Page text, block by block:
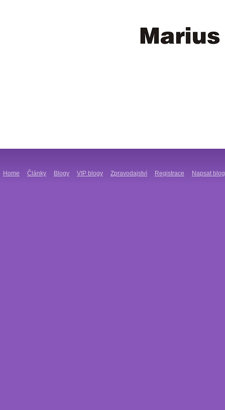
Home Články Blogy VIP blogy Zpravodajství Registrace Napsat blog